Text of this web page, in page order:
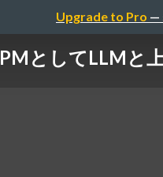
Upgrade to Pro —
PMとしてLLMと